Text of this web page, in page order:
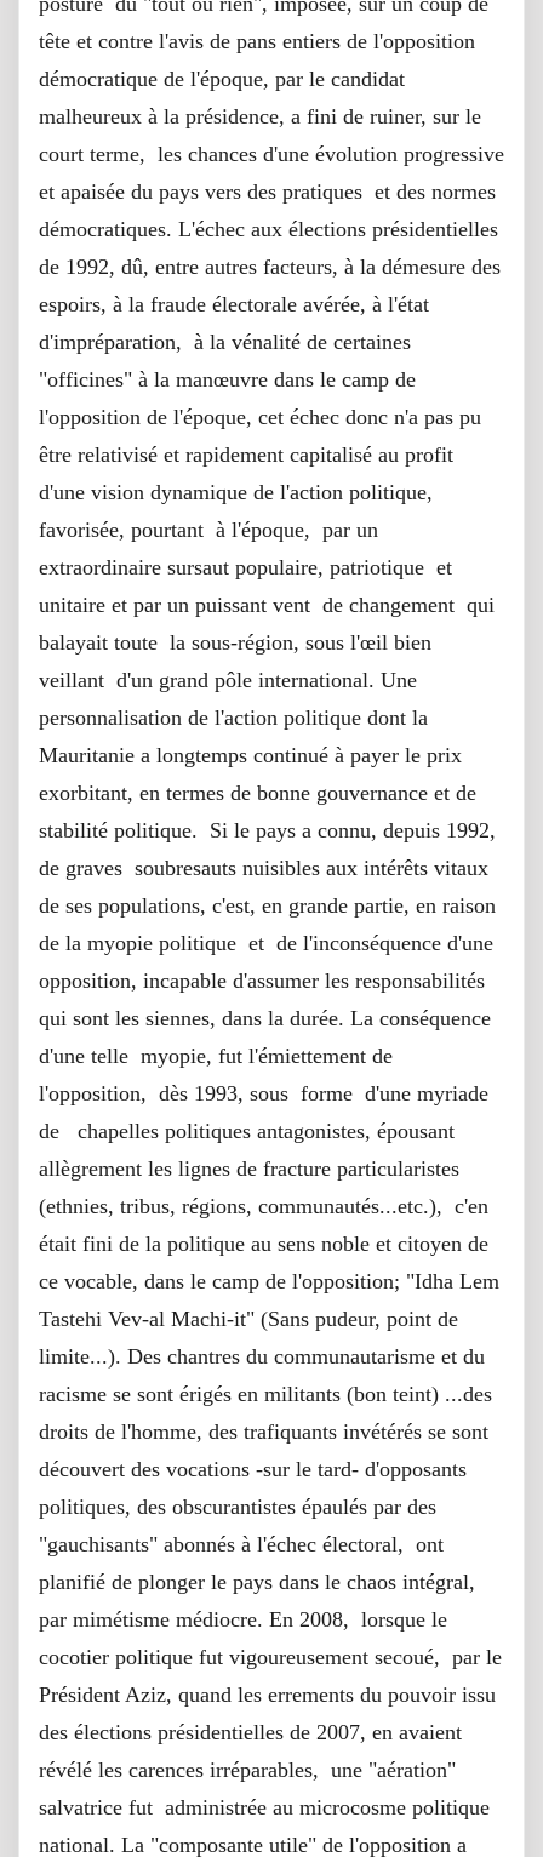
tête et contre l'avis de pans entiers de l'opposition
démocratique de l'époque, par le candidat
malheureux à la présidence, a fini de ruiner, sur le
court terme, les chances d'une évolution progressive
et apaisée du pays vers des pratiques et des normes
démocratiques. L'échec aux élections présidentielles
de 1992, dû, entre autres facteurs, à la démesure des
espoirs, à la fraude électorale avérée, à l'état
d'impréparation, à la vénalité de certaines
"officines" à la manœuvre dans le camp de
l'opposition de l'époque, cet échec donc n'a pas pu
être relativisé et rapidement capitalisé au profit
d'une vision dynamique de l'action politique,
favorisée, pourtant à l'époque, par un
extraordinaire sursaut populaire, patriotique et
unitaire et par un puissant vent de changement qui
balayait toute la sous-région, sous l'œil bien
veillant d'un grand pôle international. Une
personnalisation de l'action politique dont la
Mauritanie a longtemps continué à payer le prix
exorbitant, en termes de bonne gouvernance et de
stabilité politique. Si le pays a connu, depuis 1992,
de graves soubresauts nuisibles aux intérêts vitaux
de ses populations, c'est, en grande partie, en raison
de la myopie politique et de l'inconséquence d'une
opposition, incapable d'assumer les responsabilités
qui sont les siennes, dans la durée. La conséquence
d'une telle myopie, fut l'émiettement de
l'opposition, dès 1993, sous forme d'une myriade
de chapelles politiques antagonistes, épousant
allègrement les lignes de fracture particularistes
(ethnies, tribus, régions, communautés...etc.), c'en
était fini de la politique au sens noble et citoyen de
ce vocable, dans le camp de l'opposition; "Idha Lem
Tastehi Vev-al Machi-it" (Sans pudeur, point de
limite...). Des chantres du communautarisme et du
racisme se sont érigés en militants (bon teint) ...des
droits de l'homme, des trafiquants invétérés se sont
découvert des vocations -sur le tard- d'opposants
politiques, des obscurantistes épaulés par des
"gauchisants" abonnés à l'échec électoral, ont
planifié de plonger le pays dans le chaos intégral,
par mimétisme médiocre. En 2008, lorsque le
cocotier politique fut vigoureusement secoué, par le
Président Aziz, quand les errements du pouvoir issu
des élections présidentielles de 2007, en avaient
révélé les carences irréparables, une "aération"
salvatrice fut administrée au microcosme politique
national. La "composante utile" de l'opposition a